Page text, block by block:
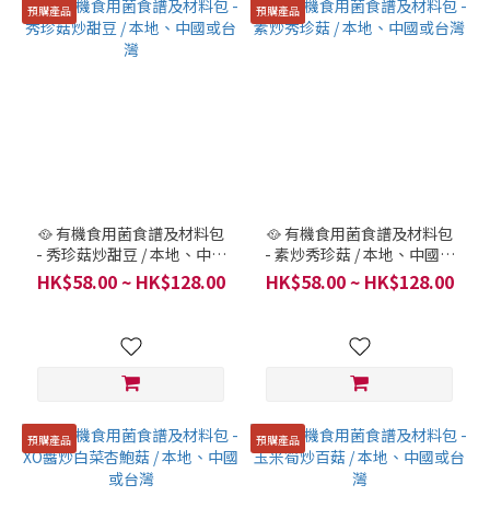
預購產品
🥘 有機食用菌食譜及材料包
- 秀珍菇炒甜豆 / 本地、中國
或台灣
HK$58.00 ~ HK$128.00
預購產品
🥘 有機食用菌食譜及材料包
- 素炒秀珍菇 / 本地、中國或
台灣
HK$58.00 ~ HK$128.00
預購產品 預購產品